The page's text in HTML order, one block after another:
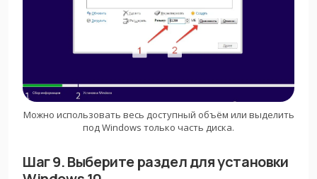
Можно использовать весь доступный объём или выделить
под Windows только часть диска.
Шаг 9. Выберите раздел для установки